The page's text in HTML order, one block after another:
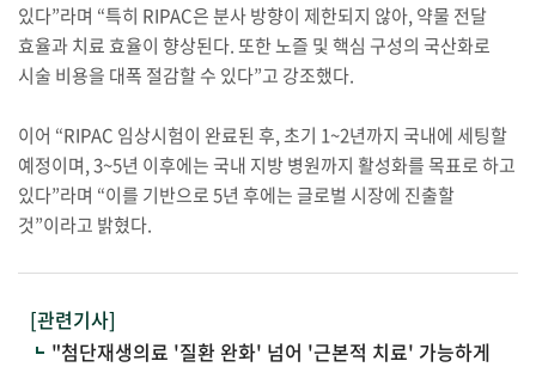
있다”라며 “특히 RIPAC은 분사 방향이 제한되지 않아, 약물 전달
효율과 치료 효율이 향상된다. 또한 노즐 및 핵심 구성의 국산화로
시술 비용을 대폭 절감할 수 있다”고 강조했다.
이어 “RIPAC 임상시험이 완료된 후, 초기 1~2년까지 국내에 세팅할
예정이며, 3~5년 이후에는 국내 지방 병원까지 활성화를 목표로 하고
있다”라며 “이를 기반으로 5년 후에는 글로벌 시장에 진출할
것”이라고 밝혔다.
[관련기사]
"첨단재생의료 '질환 완화' 넘어 '근본적 치료' 가능하게